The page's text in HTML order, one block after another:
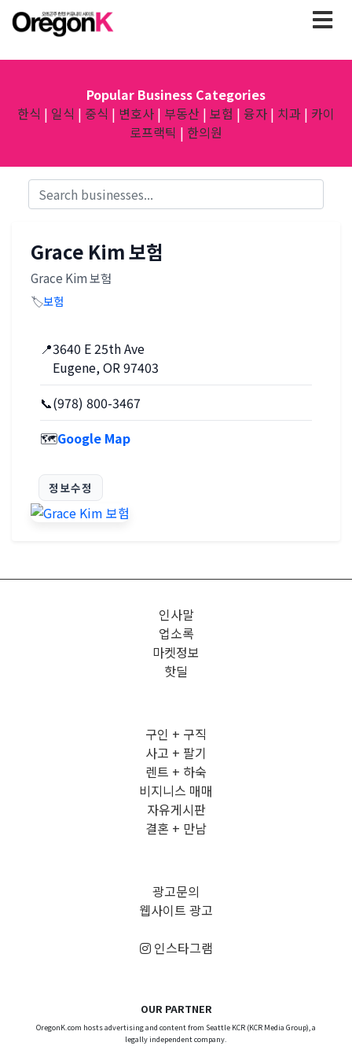
Popular Business Categories
한식 | 일식 | 중식 | 변호사 | 부동산 | 보험 | 융자 | 치과 | 카이
로프랙틱 | 한의원
Grace Kim 보험
Grace Kim 보험
🏷️보험
📍3640 E 25th Ave
Eugene, OR 97403
📞(978) 800-3467
🗺️Google Map
정보수정
인사말
업소록
마켓정보
핫딜
구인 + 구직
사고 + 팔기
렌트 + 하숙
비지니스 매매
자유게시판
결혼 + 만남
광고문의
웹사이트 광고
인스타그램
OUR PARTNER
OregonK.com hosts advertising and content from Seattle KCR (KCR Media Group), a
legally independent company.